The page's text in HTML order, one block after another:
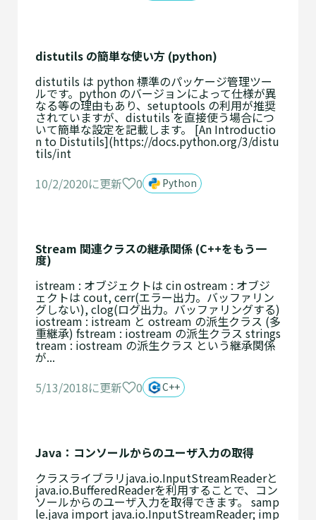
distutils の簡単な使い方 (python)
distutils は python 標準のパッケージ管理ツー
ルです。python のバージョンによって仕様が異
なる等の理由もあり、setuptools の利用が推奨
されていますが、distutils を直接使う場合につ
いて簡単な設定を記載します。 [An Introductio
n to Distutils](https://docs.python.org/3/distu
tils/int
10/2/2020に更新
0 Python
Stream 関連クラスの継承関係 (C++をもう一
度)
istream : オブジェクトは cin ostream : オブジ
ェクトは cout, cerr(エラー出力。バッファリン
グしない), clog(ログ出力。バッファリングする)
iostream : istream と ostream の派生クラス (多
重継承) fstream : iostream の派生クラス strings
tream : iostream の派生クラス という継承関係
が...
5/13/2018に更新
0 C++
Java：コンソールからのユーザ入力の取得
クラスライブラリjava.io.InputStreamReaderと
java.io.BufferedReaderを利用することで、コン
ソールからのユーザ入力を取得できます。 samp
le.java import java.io.InputStreamReader; imp